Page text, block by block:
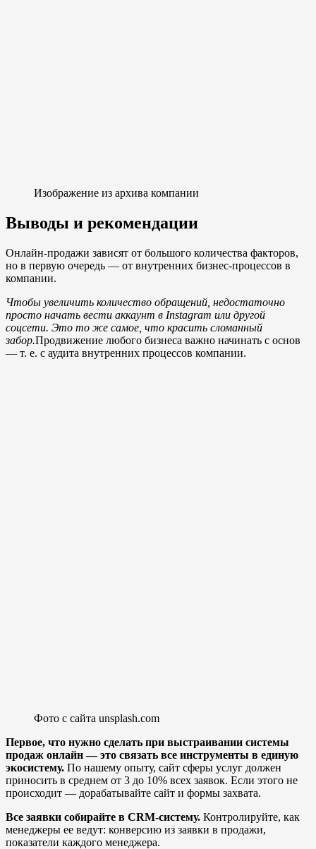
Изображение из архива компании
Выводы и рекомендации
Онлайн-продажи зависят от большого количества факторов,
но в первую очередь — от внутренних бизнес-процессов в
компании.
Чтобы увеличить количество обращений, недостаточно
просто начать вести аккаунт в Instagram или другой
соцсети. Это то же самое, что красить сломанный
забор.Продвижение любого бизнеса важно начинать с основ
— т. е. с аудита внутренних процессов компании.
Фото с сайта unsplash.com
Первое, что нужно сделать при выстраивании системы
продаж онлайн — это связать все инструменты в единую
экосистему. По нашему опыту, сайт сферы услуг должен
приносить в среднем от 3 до 10% всех заявок. Если этого не
происходит — дорабатывайте сайт и формы захвата.
Все заявки собирайте в CRM-систему. Контролируйте, как
менеджеры ее ведут: конверсию из заявки в продажи,
показатели каждого менеджера.